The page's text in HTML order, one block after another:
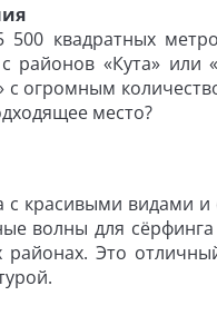
500 квадратных
«Кута» или
огромным
место?
с красивыми видами
волны для
Это